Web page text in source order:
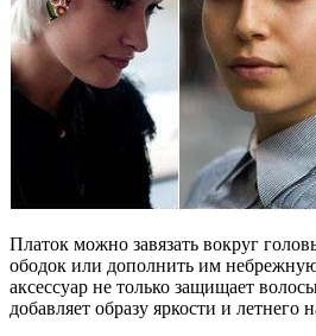
Платок можно завязать вокруг
ободок или дополнить им
аксессуар не только защищает
добавляет образу яркости и летнего